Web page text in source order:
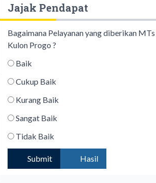
Jajak Pendapat
Bagaimana Pelayanan yang diberikan
Kulon Progo ?
Baik
Cukup Baik
Kurang Baik
Sangat Baik
Tidak Baik
Submit Hasil